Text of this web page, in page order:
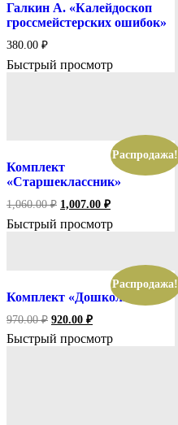
Галкин А. «Калейдоскоп
гроссмейстерских ошибок»
380.00 ₽
Быстрый просмотр
Распродажа!
Комплект
«Старшеклассник»
1,060.00₽ Первоначальная
составляла
1,007.00 ₽Текущая
1,007.00 ₽.
Быстрый просмотр
Распродажа!
Комплект «Дошкольник»
970.00₽ Первоначальная
цена
составляла
920.00 ₽Текущая
цена:
920.00 ₽.
Быстрый просмотр